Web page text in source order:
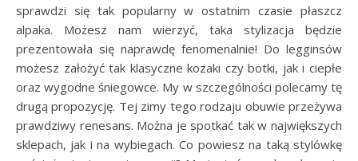
sprawdzi się tak popularny w ostatnim czasie płaszcz
alpaka. Możesz nam wierzyć, taka stylizacja będzie
prezentowała się naprawdę fenomenalnie! Do legginsów
możesz założyć tak klasyczne kozaki czy botki, jak i ciepłe
oraz wygodne śniegowce. My w szczególności polecamy tę
drugą propozycję. Tej zimy tego rodzaju obuwie przeżywa
prawdziwy renesans. Można je spotkać tak w największych
sklepach, jak i na wybiegach. Co powiesz na taką stylówkę